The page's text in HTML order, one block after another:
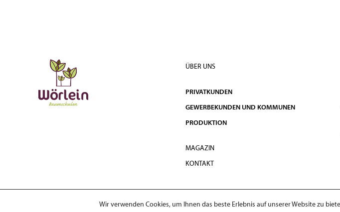
ÜBER UNS
PRIVATKUNDEN
GEWERBEKUNDEN UND KOMMUNEN
PRODUKTION
MAGAZIN
KONTAKT
© 2026 Wörlein Baumschulen GmbHWir verwenden Cookies, um Ihnen das beste Erlebnis auf unserer Website zu